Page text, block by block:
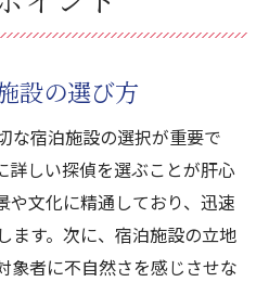
設の選び方
な宿泊施設の選択が重要で
詳しい探偵を選ぶことが肝心
や文化に精通しており、迅速
ます。次に、宿泊施設の立地
象者に不自然さを感じさせな